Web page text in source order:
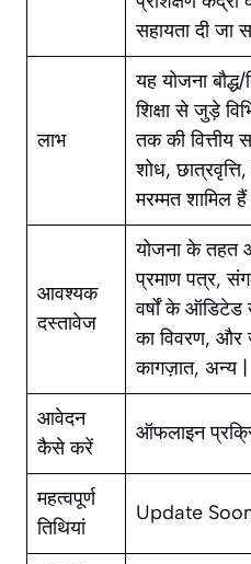
सहायता दी जा
लाभ
यह योजना
शिक्षा से जुड़े
तक की वित्तीय
शोध,
मरम्मत शामिल
आवश्यक
दस्तावेज
योजना के तहत
प्रमाण पत्र,
वर्षों के ऑडिटेड
का विवरण, और
कागज़ात, अन्य |
आवेदन
कैसे करें
ऑफलाइन
महत्वपूर्ण
तिथियां
Update